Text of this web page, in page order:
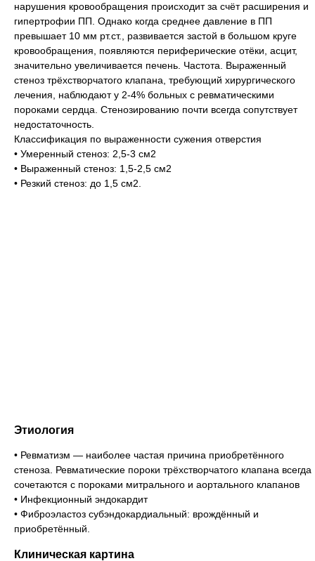
нарушения кровообращения происходит за счёт расширения и
гипертрофии ПП. Однако когда среднее давление в ПП
превышает 10 мм рт.ст., развивается застой в большом круге
кровообращения, появляются периферические отёки, асцит,
значительно увеличивается печень. Частота. Выраженный
стеноз трёхстворчатого клапана, требующий хирургического
лечения, наблюдают у 2-4% больных с ревматическими
пороками сердца. Стенозированию почти всегда сопутствует
недостаточность.
Классификация по выраженности сужения отверстия
• Умеренный стеноз: 2,5-3 см2
• Выраженный стеноз: 1,5-2,5 см2
• Резкий стеноз: до 1,5 см2.
Этиология
• Ревматизм — наиболее частая причина приобретённого
стеноза. Ревматические пороки трёхстворчатого клапана всегда
сочетаются с пороками митрального и аортального клапанов
• Инфекционный эндокардит
• Фиброэластоз субэндокардиальный: врождённый и
приобретённый.
Клиническая картина